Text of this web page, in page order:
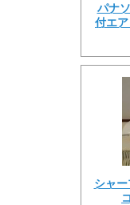
パナ
付エ
シャ